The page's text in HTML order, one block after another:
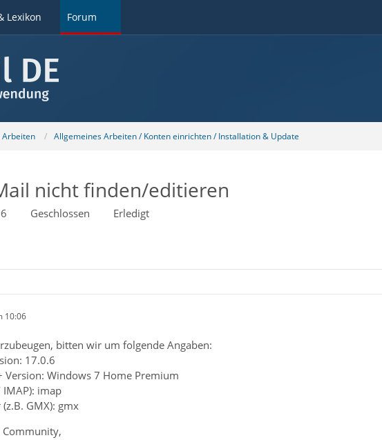
Lexikon Forum
Arbeiten Allgemeines Arbeiten / Konten einrichten / Installation & Update
nicht finden/editieren
Geschlossen Erledigt
10:06
bitten wir um folgende Angaben:
17.0.6
Version: Windows 7 Home Premium
imap
GMX): gmx